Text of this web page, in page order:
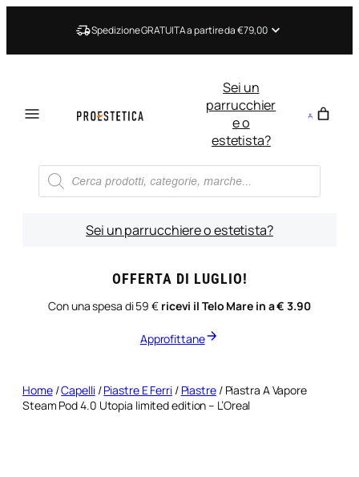
Spedizione GRATUITA a partire da €79,00
Sei un
parrucchier
e o
estetista?
Ricerca
prodotti
Sei un parrucchiere o estetista?
OFFERTA DI LUGLIO!
Con una spesa di 59 € ricevi il Telo Mare in a € 3.90
Approfittane
Home/Capelli/Piastre E Ferri/ Piastre/ Piastra A Vapore
Steam Pod 4.0 Utopia limited edition – L’Oreal